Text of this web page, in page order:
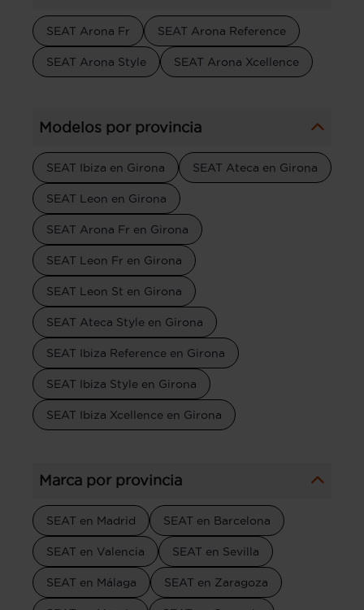
SEAT Arona Fr SEAT Arona Reference
SEAT Arona Style SEAT Arona Xcellence
Modelos por provincia
SEAT Ibiza en Girona SEAT Ateca en Girona
SEAT Leon en Girona
SEAT Arona Fr en Girona
SEAT Leon Fr en Girona
SEAT Leon St en Girona
SEAT Ateca Style en Girona
SEAT Ibiza Reference en Girona
SEAT Ibiza Style en Girona
SEAT Ibiza Xcellence en Girona
Marca por provincia
SEAT en Madrid SEAT en Barcelona
SEAT en Valencia SEAT en Sevilla
SEAT en Málaga SEAT en Zaragoza